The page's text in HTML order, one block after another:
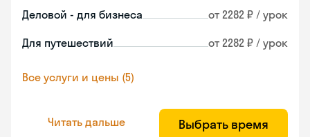
Деловой - для бизнеса от 2282 ₽ / урок
Для путешествий от 2282 ₽ / урок
Все услуги и цены (5)
Читать дальше Выбрать время